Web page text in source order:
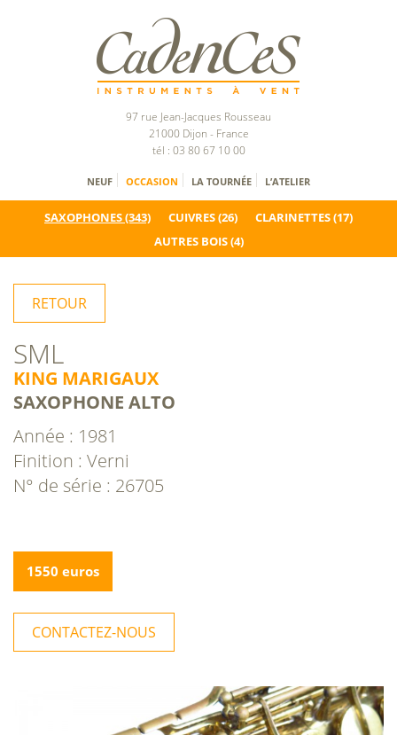
97 rue Jean-Jacques Rousseau
21000 Dijon - France
tél : 03 80 67 10 00
NEUF OCCASION LA TOURNÉE L’ATELIER
SAXOPHONES(343) CUIVRES(26) CLARINETTES(17)
AUTRES BOIS(4)
RETOUR
SML
KING MARIGAUX
SAXOPHONE ALTO
Année : 1981
Finition : Verni
N° de série : 26705
1550 euros
CONTACTEZ-NOUS